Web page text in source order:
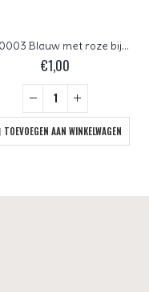
0090003 Blauw met roze bijna vierkant. 14 Pc.
€1,00
TOEVOEGEN AAN WINKELWAGEN